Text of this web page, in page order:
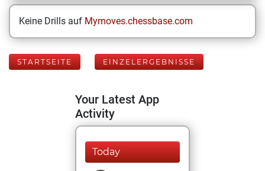
Keine Drills auf Mymoves.chessbase.com
STARTSEITE EINZELERGEBNISSE
Your Latest App
Activity
Today